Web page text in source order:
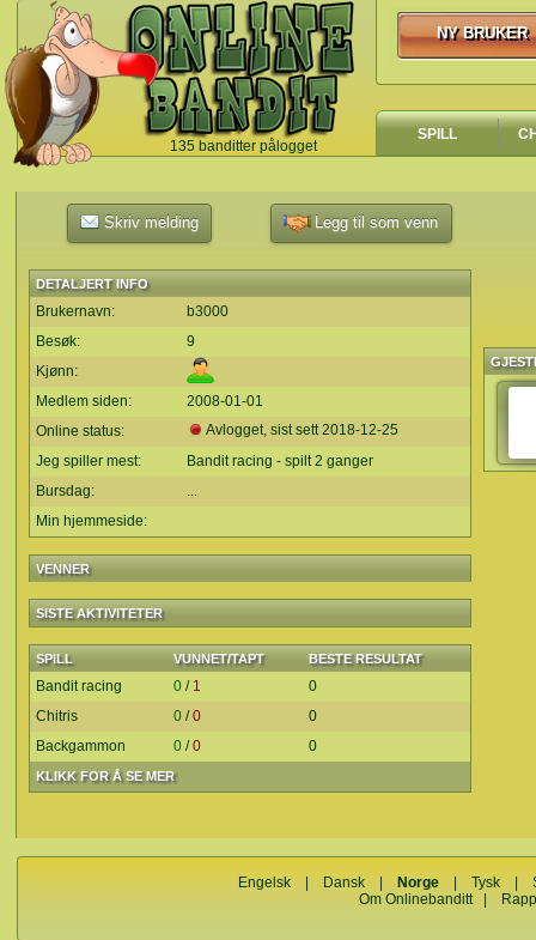
135 banditter pålogget
`
NY BRUKER
NY BRUKER
SPILL
Skriv melding Legg til som venn
DETALJERT INFO
Brukernavn:
b3000
Besøk:
9
Kjønn:
Medlem siden:
2008-01-01
Online status:
Avlogget, sist sett2018-12-25
Jeg spiller mest:
Bandit racing - spilt 2 ganger
Bursdag:
...
Min hjemmeside:
VENNER
SISTE AKTIVITETER
SPILL VUNNET/TAPT BESTE RESULTAT
KLIKK FOR Å SE MER
Bandit racing 0 / 1
0
Chitris
0 /0
0
Backgammon
0 /0 0
Engelsk Dansk Norge |Tysk |
Om Onlinebanditt|